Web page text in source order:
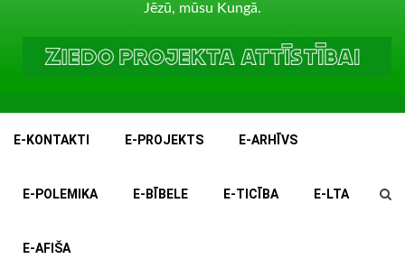
Jēzū, mūsu Kungā.
E-KONTAKTI E-PROJEKTS E-ARHĪVS
E-POLEMIKA E-BĪBELE E-TICĪBA E-LTA
E-AFIŠA